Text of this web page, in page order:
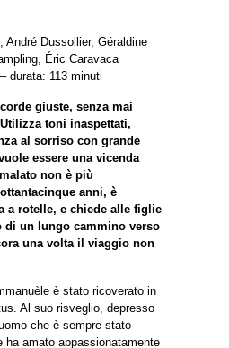
André Dussollier, Géraldine
Éric Caravaca
durata: 113 minuti
giuste, senza mai
toni inaspettati,
al sorriso con grande
essere una vicenda
non è più
anni, è
a rotelle, e chiede alle figlie
di un lungo cammino verso
una volta il viaggio non
è stato ricoverato in
Al suo risveglio, depresso
che è sempre stato
ha amato appassionatamente